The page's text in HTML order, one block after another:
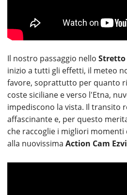
Il nostro passaggio nello Stretto
inizio a tutti gli effetti, il meteo
favore, soprattutto per quanto
coste siciliane e verso l'Etna,
impediscono la vista. Il transito
affascinante e, per questo
che raccoglie i migliori momenti
alla nuovissima Action Cam